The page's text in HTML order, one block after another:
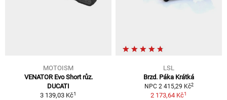
MOTOISM
VENATOR Evo Short růz.
DUCATI
3 139,03 Kč1
LSL
Brzd. Páka Krátká
NPC 2 415,29 Kč2
2 173,64 Kč1